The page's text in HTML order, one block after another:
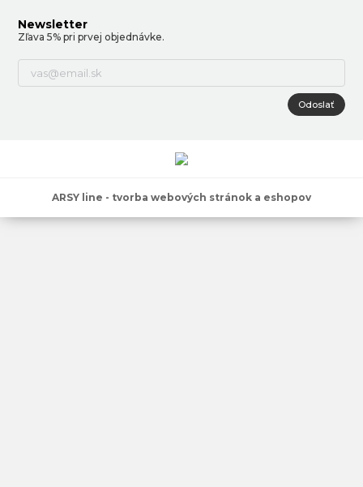
Newsletter
Zľava 5% pri prvej objednávke.
Odoslať
ARSY line - tvorba webových stránok a eshopov